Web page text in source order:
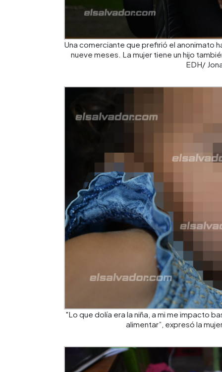
Una comerciante que prefirió el anonimato
nueve meses. La mujer tiene un hijo
EDH/
"Lo que dolía era la niña, a mi me impacto
alimentar”, expresó la